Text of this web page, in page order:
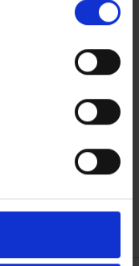
SUSCRIPCIÓN
CAPITALES DE
PROVINCIA 4
949,00 €
registrados